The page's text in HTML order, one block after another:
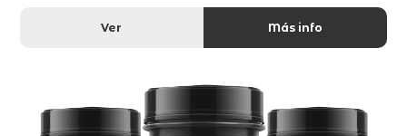
Ver Más info